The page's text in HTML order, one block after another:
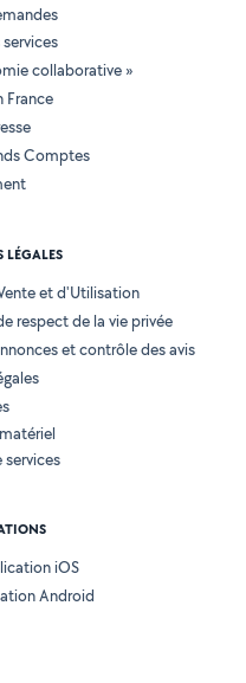
collaborative »
France
Comptes
et d'Utilisation
respect de la vie privée
et contrôle des avis
iOS
Android